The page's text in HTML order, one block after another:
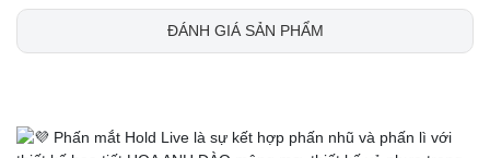
ĐÁNH GIÁ SẢN PHẨM
Phấn mắt Hold Live là sự kết hợp phấn nhũ và phấn lì với